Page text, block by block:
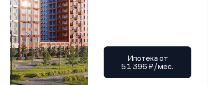
Ипотека от
51 396 ₽/мес.